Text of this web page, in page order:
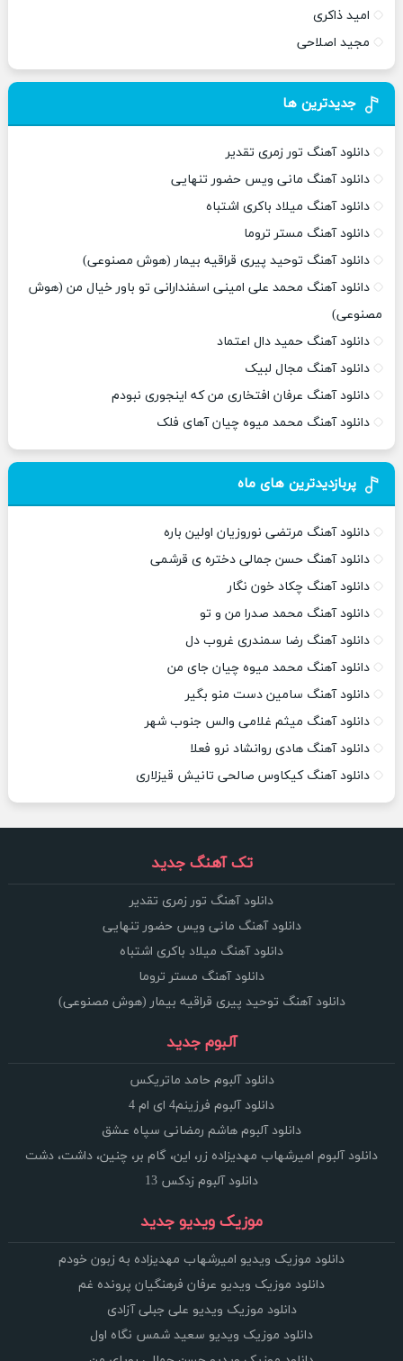
امید ذاکری
مجید اصلاحی
جدیدترین ها
دانلود آهنگ تور زمری تقدیر
دانلود آهنگ مانی ویس حضور تنهایی
دانلود آهنگ میلاد باکری اشتباه
دانلود آهنگ مستر تروما
دانلود آهنگ توحید پیری قراقیه بیمار (هوش مصنوعی)
دانلود آهنگ محمد علی امینی اسفندارانی تو باور خیال من (هوش
مصنوعی)
دانلود آهنگ حمید دال اعتماد
دانلود آهنگ مجال لبیک
دانلود آهنگ عرفان افتخاری من که اینجوری نبودم
دانلود آهنگ محمد میوه چیان آهای فلک
پربازدیدترین های ماه
دانلود آهنگ مرتضی نوروزیان اولین باره
دانلود آهنگ حسن جمالی دختره ی قرشمی
دانلود آهنگ چکاد خون نگار
دانلود آهنگ محمد صدرا من و تو
دانلود آهنگ رضا سمندری غروب دل
دانلود آهنگ محمد میوه چیان جای من
دانلود آهنگ سامین دست منو بگیر
دانلود آهنگ میثم غلامی والس جنوب شهر
دانلود آهنگ هادی روانشاد نرو فعلا
دانلود آهنگ کیکاوس صالحی تانیش قیزلاری
تک آهنگ جدید
دانلود آهنگ تور زمری تقدیر
دانلود آهنگ مانی ویس حضور تنهایی
دانلود آهنگ میلاد باکری اشتباه
دانلود آهنگ مستر تروما
دانلود آهنگ توحید پیری قراقیه بیمار (هوش مصنوعی)
آلبوم جدید
دانلود آلبوم حامد ماتریکس
دانلود آلبوم فرزینم4 ای ام 4
دانلود آلبوم هاشم رمضانی سپاه عشق
دانلود آلبوم امیرشهاب مهدیزاده زر، این، گام بر، چنین، داشت، دشت
دانلود آلبوم زدکس 13
موزیک ویدیو جدید
دانلود موزیک ویدیو امیرشهاب مهدیزاده به زبون خودم
دانلود موزیک ویدیو عرفان فرهنگیان پرونده غم
دانلود موزیک ویدیو علی جبلی آزادی
دانلود موزیک ویدیو سعید شمس نگاه اول